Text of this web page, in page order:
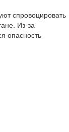
спровоцировать
Из-за
опасность